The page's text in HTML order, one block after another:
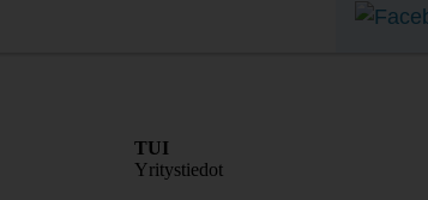
TUI
Yritystiedot